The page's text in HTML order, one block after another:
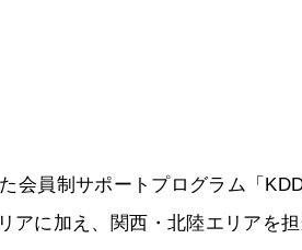
会員制サポートプログラム「
アに加え、関西・北陸エリアを